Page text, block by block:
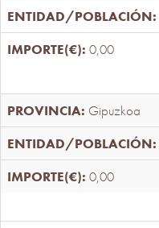
0,00
Gipuzkoa
0,00